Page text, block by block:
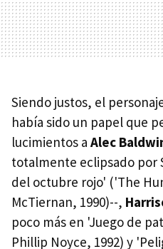
Siendo justos, el
había sido un papel que
lucimientos a Alec
totalmente eclipsado por
del octubre rojo' ('The
McTiernan, 1990)--,
poco más en 'Juego de
Phillip Noyce, 1992) y